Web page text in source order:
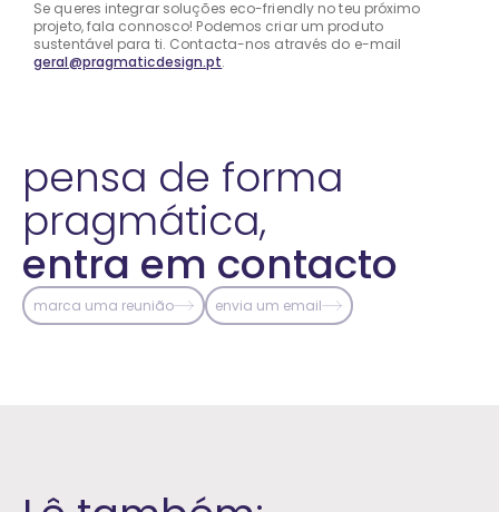
Se queres integrar soluções eco-friendly no teu próximo
projeto, fala connosco! Podemos criar um produto
sustentável para ti. Contacta-nos através do e-mail
geral@pragmaticdesign.pt.
pensa de forma
pragmática,
entra em contacto
marca uma reunião envia um email